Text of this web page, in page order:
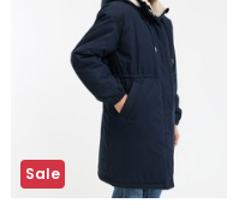
Sale